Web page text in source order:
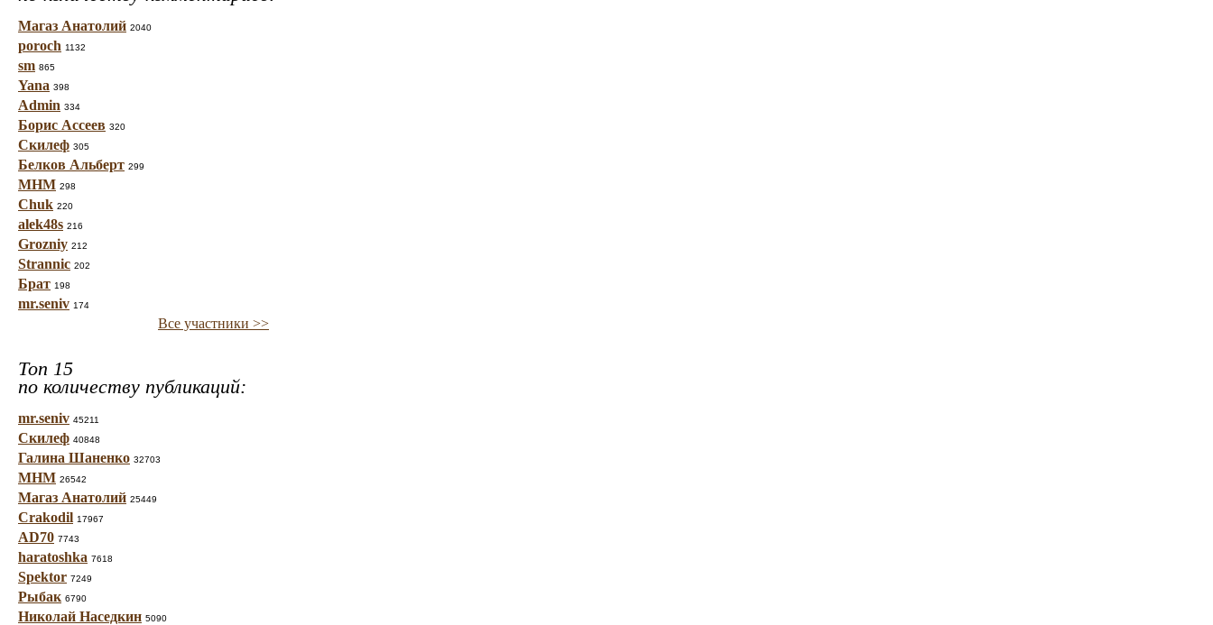
Магаз Анатолий 2040
poroch 1132
sm 865
Yana 398
Admin 334
Борис Ассеев 320
Скилеф 305
Белков Альберт 299
МНМ 298
Chuk 220
alek48s 216
Grozniy 212
Strannic 202
Брат 198
mr.seniv 174
Все участники >>
Топ 15
по количеству публикаций:
mr.seniv 45211
Скилеф 40848
Галина Шаненко 32703
МНМ 26542
Магаз Анатолий 25449
Crakodil 17967
AD70 7743
haratoshka 7618
Spektor 7249
Рыбак 6790
Николай Наседкин 5090